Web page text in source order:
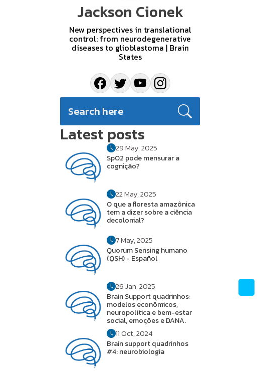
Jackson Cionek
New perspectives in translational
control: from neurodegenerative
diseases to glioblastoma | Brain
States
Latest posts
29 May, 2025
SpO2 pode mensurar a
cognição?
22 May, 2025
O que a floresta amazônica
tem a dizer sobre a ciência
decolonial?
7 May, 2025
Quorum Sensing humano
(QSH) - Español
26 Jan, 2025
Brain Support quadrinhos:
modelos econômicos,
neuropolítica e bem-estar
social, emoções e DANA.
11 Oct, 2024
Brain support quadrinhos
#4: neurobiologia